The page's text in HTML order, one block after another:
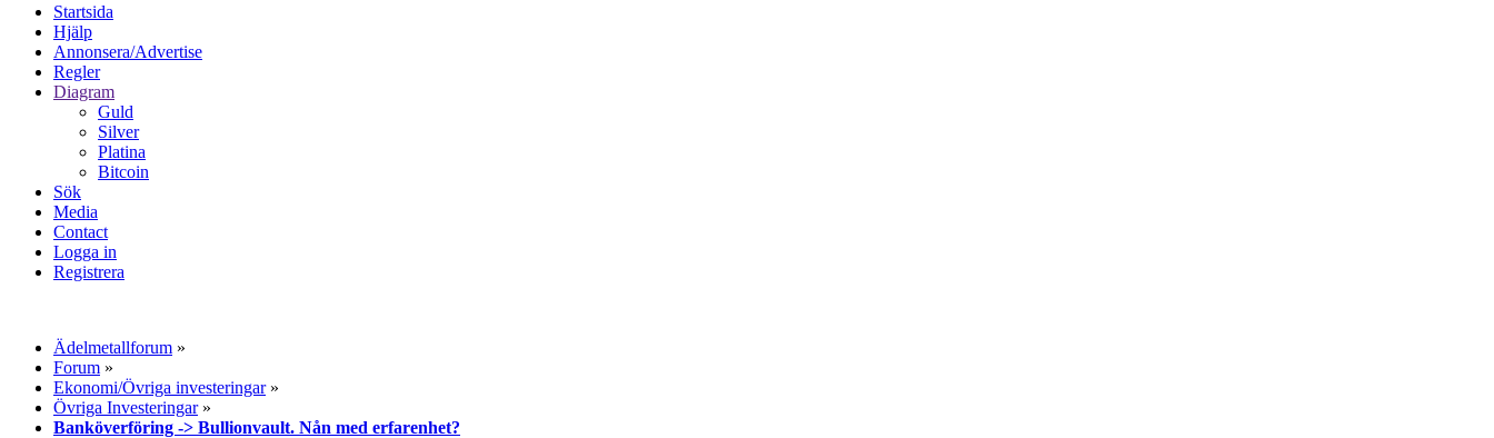
Startsida
Hjälp
Annonsera/Advertise
Regler
Diagram
Guld
Silver
Platina
Bitcoin
Sök
Media
Contact
Logga in
Registrera
Ädelmetallforum »
Forum »
Ekonomi/Övriga investeringar»
Övriga Investeringar»
Banköverföring -> Bullionvault. Nån med erfarenhet?